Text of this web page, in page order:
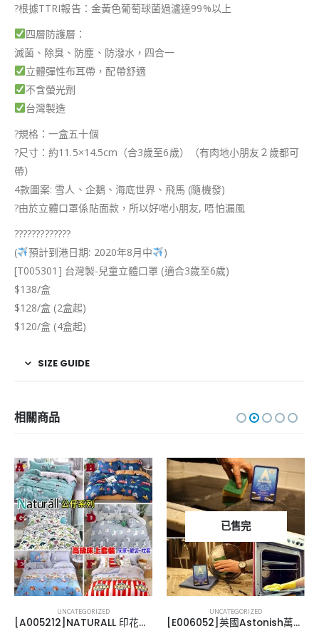
?根據TTRI報告：金黃色葡萄球菌過瀘達99%以上
四層防護層：
滅菌、除臭、防塵、防潑水，四合一
立體彈性布耳帶，配帶舒適
不含螢光劑
台灣製造
?規格：一盒五十個
?尺寸：約11.5×14.5cm（合3歲至6歲）（有肉地小朋友２歲都可
帶）
4款圖案: 雪人、企鵝、海底世界、飛馬 (隨機發)
?由於立體口罩係貼面款，所以好啱小朋友, 唔怕漏風
?????????????
(
預計到港日期: 2020年8月中
)
[T005301] 台灣製-兒童立體口罩 (適合3歲至6歲)
$138/盒
$128/盒 (2盒起)
$120/盒 (4盒起)
SIZE GUIDE
相關商品
UNCATEGORIZED
[A005212]NATURALL 印花床單公仔款
已售完
UNCATEGORIZED
[E006052]英國Astonish萬用去污膏 150g